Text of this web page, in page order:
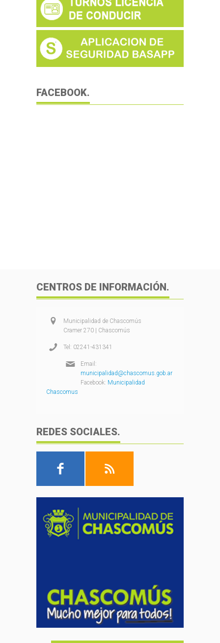
FACEBOOK.
CENTROS DE INFORMACIÓN.
Municipalidad de Chascomús
Cramer 270 | Chascomús
Tel: 02241-431341
Email:
municipalidad@chascomus.gob.ar
Facebook: Municipalidad
Chascomus
REDES SOCIALES.